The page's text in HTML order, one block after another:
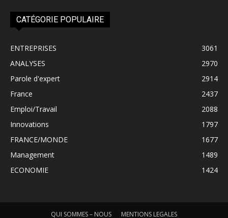
CATÉGORIE POPULAIRE
ENTREPRISES
3061
ANALYSES
2970
Parole d'expert
2914
France
2437
Emploi/Travail
2088
Innovations
1797
FRANCE/MONDE
1677
Management
1489
ECONOMIE
1424
QUI SOMMES – NOUS MENTIONS LEGALES